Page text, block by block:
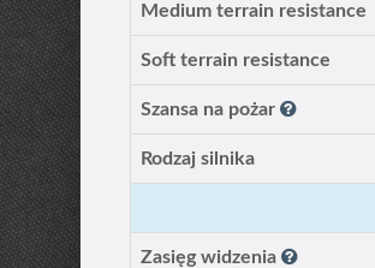
Medium terrain resistance
Soft terrain resistance
Szansa na pożar
Rodzaj silnika
Zasięg widzenia